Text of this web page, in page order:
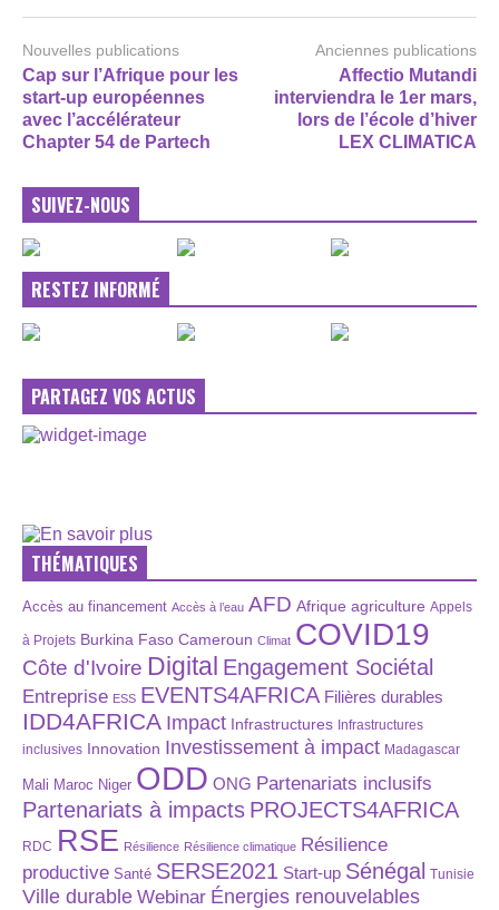
Nouvelles publications
Cap sur l’Afrique pour les
start-up européennes
avec l’accélérateur
Chapter 54 de Partech
Anciennes publications
Affectio Mutandi
interviendra le 1er mars,
lors de l’école d’hiver
LEX CLIMATICA
SUIVEZ-NOUS
RESTEZ INFORMÉ
PARTAGEZ VOS ACTUS
THÉMATIQUES
Accès au financement Accès à l’eau AFD Afrique agriculture Appels
à Projets Burkina Faso Cameroun Climat COVID19
Côte d'Ivoire Digital Engagement Sociétal
Entreprise ESS EVENTS4AFRICA Filières durables
IDD4AFRICA Impact Infrastructures Infrastructures
inclusives Innovation Investissement à impact Madagascar
Mali Maroc Niger ODD ONG Partenariats inclusifs
Partenariats à impacts PROJECTS4AFRICA
RDC RSE Résilience Résilience climatique Résilience
productive Santé SERSE2021 Start-up Sénégal Tunisie
Ville durable Webinar Énergies renouvelables